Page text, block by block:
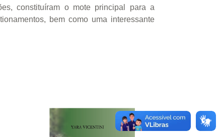
constituíram o mote principal para a
bem como uma interessante